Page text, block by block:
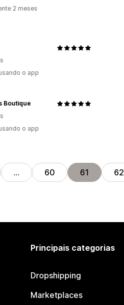
2 meses
o app
Boutique
o app
… 60 61 62
Principais categorias
Dropshipping
Marketplaces